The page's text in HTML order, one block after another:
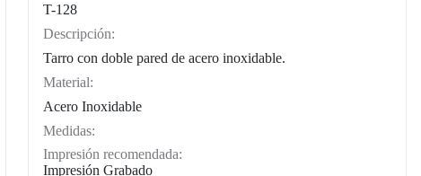
T-128
Descripción:
Tarro con doble pared de acero inoxidable.
Material:
Acero Inoxidable
Medidas:
Impresión recomendada:
Impresión Grabado